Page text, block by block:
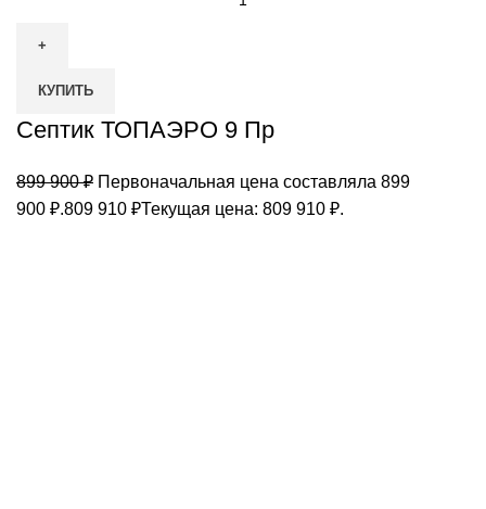
КУПИТЬ
Септик ТОПАЭРО 9 Пр
899 900₽ Первоначальная цена составляла 899
900 ₽.809 910 ₽Текущая цена: 809 910 ₽.